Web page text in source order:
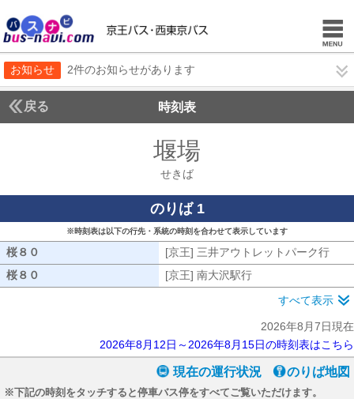
お知らせ 2件のお知らせがあります
戻る 時刻表
堰場
せきば
のりば 1
※時刻表は以下の行先・系統の時刻を合わせて表示しています
桜８０ [京王] 三井アウトレットパーク行
桜８０
[京王] 南大沢駅行
すべて表示
2026年8月7日現在
2026年8月12日～2026年8月15日の時刻表はこちら
現在の運行状況 のりば地図
※下記の時刻をタッチすると停車バス停をすべてご覧いただけます。